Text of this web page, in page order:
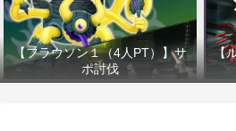
【フラウソン１（4人PT）】サ
ポ討伐
【